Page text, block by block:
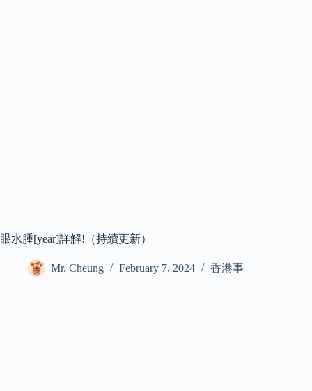
眼水腫[year]詳解!（持續更新）
Mr. Cheung February 7, 2024 香港事